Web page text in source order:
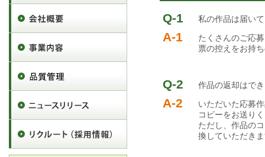
Q-1 私の作品は届い
A-1
たくさんのご応
票の控えをお持
Q-2 作品の返却はで
A-2
いただいた応募
コピーをお送り
ただし、作品の
換していただき